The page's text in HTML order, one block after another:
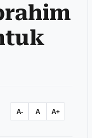
A- A A+